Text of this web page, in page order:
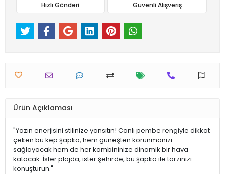
Hızlı Gönderi Güvenli Alışveriş
Ürün Açıklaması
"Yazın enerjisini stilinize yansıtın! Canlı pembe rengiyle dikkat
çeken bu kep şapka, hem güneşten korunmanızı
sağlayacak hem de her kombininize dinamik bir hava
katacak. İster plajda, ister şehirde, bu şapka ile tarzınızı
konuşturun."